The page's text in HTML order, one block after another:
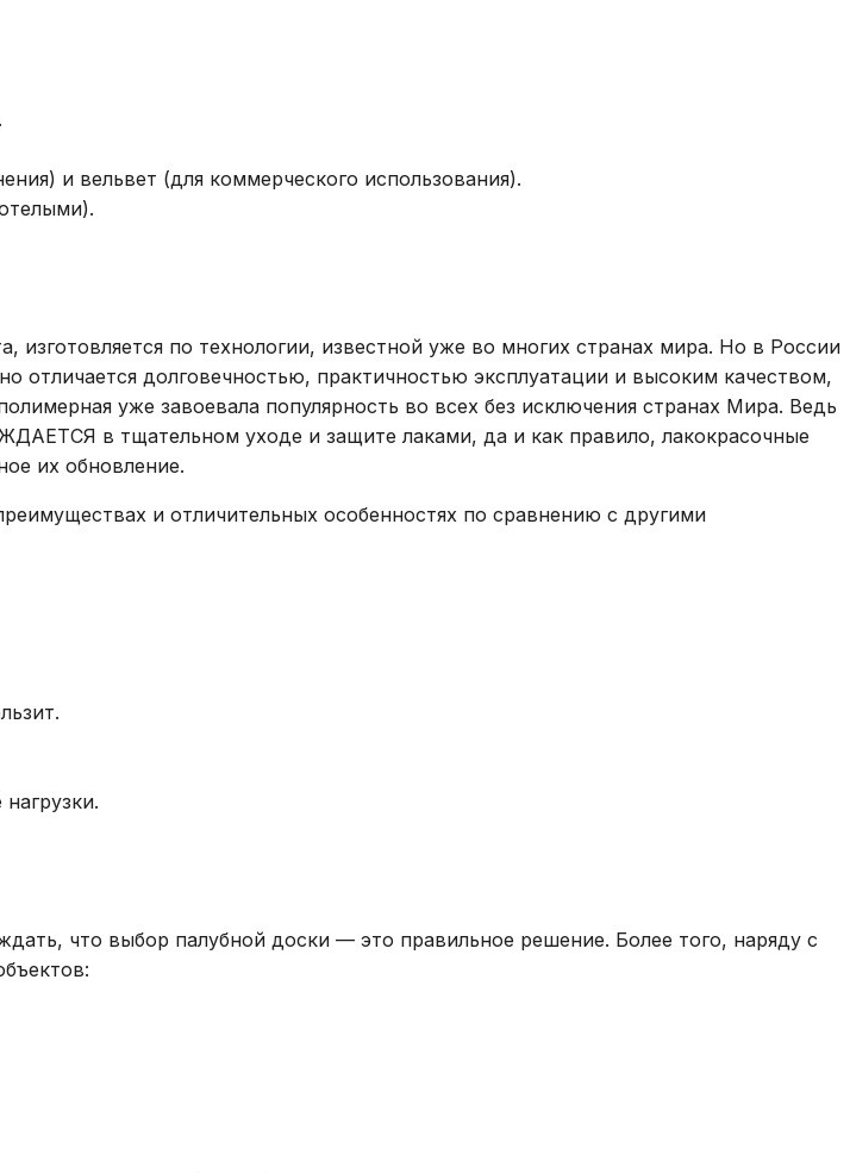
и вельвет (для коммерческого использования).
изготовляется по технологии, известной уже во многих странах мира. Но в России
отличается долговечностью, практичностью эксплуатации и высоким качеством,
уже завоевала популярность во всех без исключения странах Мира. Ведь
в тщательном уходе и защите лаками, да и как правило, лакокрасочные
их обновление.
и отличительных особенностях по сравнению с другими
что выбор палубной доски — это правильное решение. Более того, наряду с